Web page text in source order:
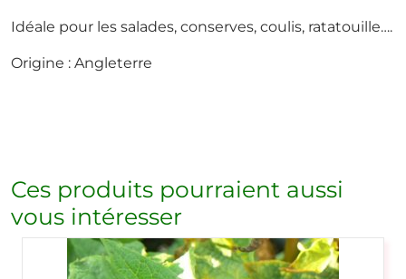
Idéale pour les salades, conserves, coulis, ratatouille….
Origine : Angleterre
Ces produits pourraient aussi
vous intéresser